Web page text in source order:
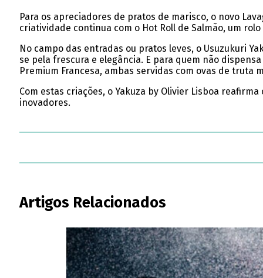
Para os apreciadores de pratos de marisco, o novo
criatividade continua com o Hot Roll de Salmão, um
No campo das entradas ou pratos leves, o Usuzukuri
se pela frescura e elegância. E para quem não
Premium Francesa, ambas servidas com ovas de truta
Com estas criações, o Yakuza by Olivier Lisboa
inovadores.
Artigos Relacionados